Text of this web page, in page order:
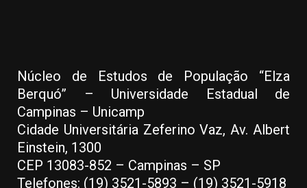
Núcleo de Estudos de População “Elza
Berquó” – Universidade Estadual de
Campinas – Unicamp
Cidade Universitária Zeferino Vaz, Av. Albert
Einstein, 1300
CEP 13083-852 – Campinas – SP
Telefones: (19) 3521-5893 – (19) 3521-5918